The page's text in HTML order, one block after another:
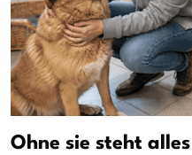
Ohne sie steht